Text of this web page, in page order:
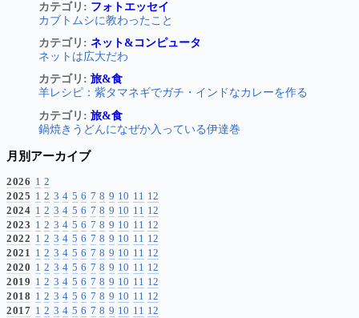
カブトムシに教わったこと
カテゴリ: フォトエッセイ
ネットは広大だわ
カテゴリ: ネット&コンピュータ
羊レシピ：紫タマネギでガチ・インドなカレーを作る
カテゴリ: 旅&食
鍋焼きうどんになぜか入っている伊達巻
カテゴリ: 旅&食
月別アーカイブ
2026 1 2
2025 1 2 3 4 5 6 7 8 9 10 11 12
2024 1 2 3 4 5 6 7 8 9 10 11 12
2023 1 2 3 4 5 6 7 8 9 10 11 12
2022 1 2 3 4 5 6 7 8 9 10 11 12
2021 1 2 3 4 5 6 7 8 9 10 11 12
2020 1 2 3 4 5 6 7 8 9 10 11 12
2019 1 2 3 4 5 6 7 8 9 10 11 12
2018 1 2 3 4 5 6 7 8 9 10 11 12
2017 1 2 3 4 5 6 7 8 9 10 11 12